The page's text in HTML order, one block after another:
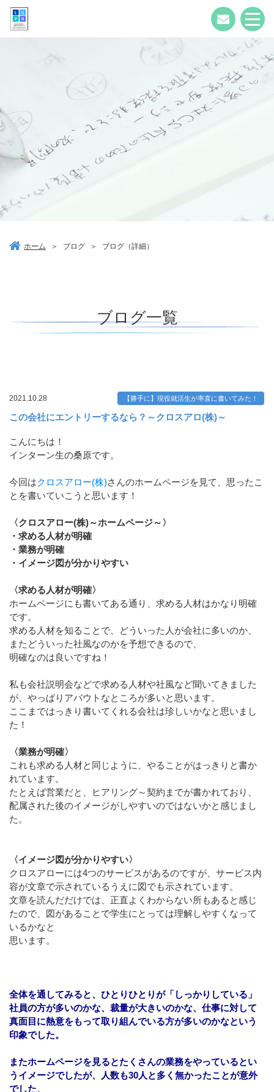
ホーム ＞ ブログ ＞ ブログ（詳細）
ブログ一覧
2021.10.28 【勝手に】現役就活生が率直に書いてみた！
この会社にエントリーするなら？～クロスアロ(株)～
こんにちは！
インターン生の桑原です。
今回はクロスアロー(株)さんのホームページを見て、思ったこ
とを書いていこうと思います！
〈クロスアロー(株)～ホームページ～〉
・求める人材が明確
・業務が明確
・イメージ図が分かりやすい
〈求める人材が明確〉
ホームページにも書いてある通り、求める人材はかなり明確
です。
求める人材を知ることで、どういった人が会社に多いのか、
またどういった社風なのかを予想できるので、
明確なのは良いですね！
私も会社説明会などで求める人材や社風など聞いてきました
が、やっぱりアバウトなところが多いと思います。
ここまではっきり書いてくれる会社は珍しいかなと思いまし
た！
〈業務が明確〉
これも求める人材と同じように、やることがはっきりと書か
れています。
たとえば営業だと、ヒアリング～契約までが書かれており、
配属された後のイメージがしやすいのではないかと感じまし
た。
〈イメージ図が分かりやすい〉
クロスアローには4つのサービスがあるのですが、サービス内
容が文章で示されているうえに図でも示されています。
文章を読んだだけでは、正直よくわからない所もあると感じ
たので、図があることで学生にとっては理解しやすくなって
いるかなと
思います。
全体を通してみると、ひとりひとりが「しっかりしている」
社員の方が多いのかな、裁量が大きいのかな、仕事に対して
真面目に熱意をもって取り組んでいる方が多いのかなという
印象でした。
またホームページを見るとたくさんの業務をやっているとい
うイメージでしたが、人数も30人と多く無かったことが意外
でした。